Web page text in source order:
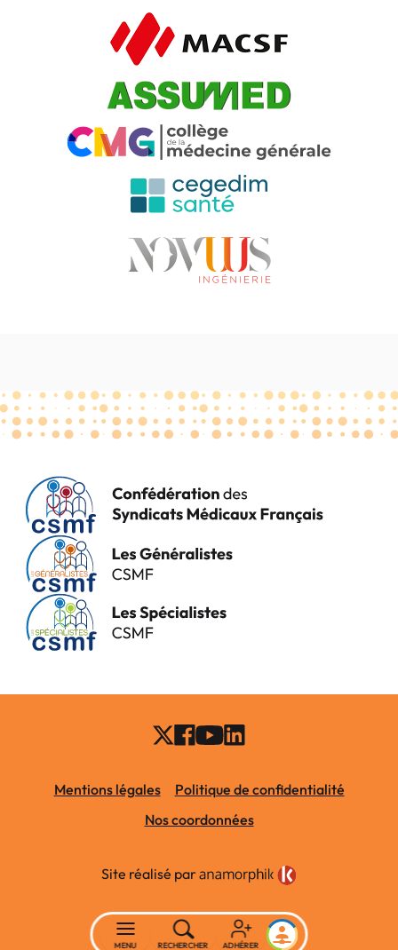
Mentions légales
Politique de confidentialité
Nos coordonnées
Site réalisé par
MENU RECHERCHER ADHÉRER